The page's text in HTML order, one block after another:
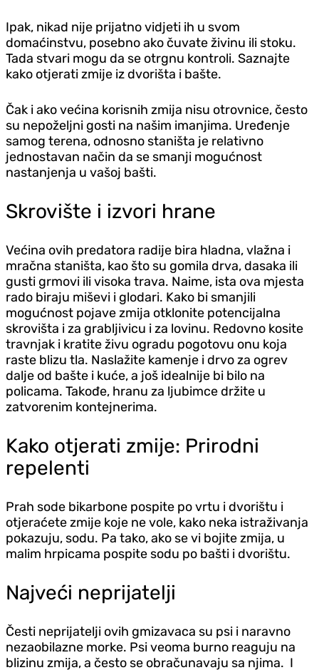
Ipak, nikad nije prijatno vid‌jeti ih u svom
domaćinstvu, posebno ako čuvate živinu ili stoku.
Tada stvari mogu da se otrgnu kontroli. Saznajte
kako otjerati zmije iz dvorišta i bašte.
Čak i ako većina korisnih zmija nisu otrovnice, često
su nepoželjni gosti na našim imanjima. Uređenje
samog terena, odnosno staništa je relativno
jednostavan način da se smanji mogućnost
nastanjenja u vašoj bašti.
Skrovište i izvori hrane
Većina ovih predatora radije bira hladna, vlažna i
mračna staništa, kao što su gomila drva, dasaka ili
gusti grmovi ili visoka trava. Naime, ista ova mjesta
rado biraju miševi i glodari. Kako bi smanjili
mogućnost pojave zmija otklonite potencijalna
skrovišta i za grabljivicu i za lovinu. Redovno kosite
travnjak i kratite živu ogradu pogotovu onu koja
raste blizu tla. Naslažite kamenje i drvo za ogrev
dalje od bašte i kuće, a još idealnije bi bilo na
policama. Takođe, hranu za ljubimce držite u
zatvorenim kontejnerima.
Kako otjerati zmije: Prirodni
repelenti
Prah sode bikarbone pospite po vrtu i dvorištu i
otjeraćete zmije koje ne vole, kako neka istraživanja
pokazuju, sodu. Pa tako, ako se vi bojite zmija, u
malim hrpicama pospite sodu po bašti i dvorištu.
Najveći neprijatelji
Česti neprijatelji ovih gmizavaca su psi i naravno
nezaobilazne morke. Psi veoma burno reaguju na
blizinu zmija, a često se obračunavaju sa njima. I